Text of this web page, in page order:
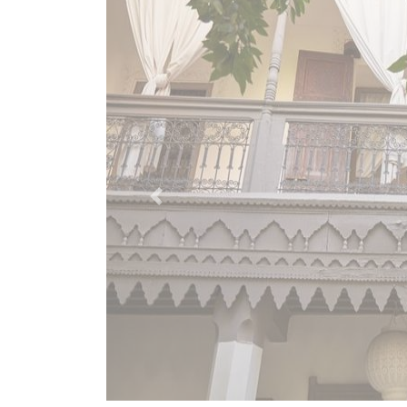
Previous